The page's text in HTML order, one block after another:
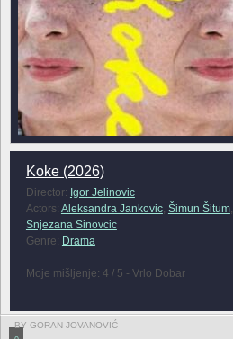
Koke (2026)
Director: Igor Jelinovic
Actors: Aleksandra Jankovic, Šimun Šitum,
Snjezana Sinovcic
Genre: Drama
Moje mišljenje: 4 / 5 - Vrlo Dobar
BY GORAN JOVANOVIĆ